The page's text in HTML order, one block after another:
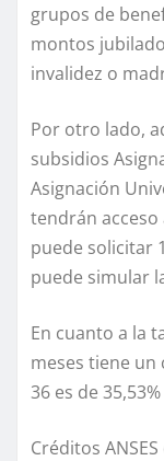
grupos de
montos
invalidez o
Por otro lado,
subsidios
Asignación
tendrán acceso
puede solicitar
puede simular
En cuanto a la
meses tiene un
36 es de
Créditos